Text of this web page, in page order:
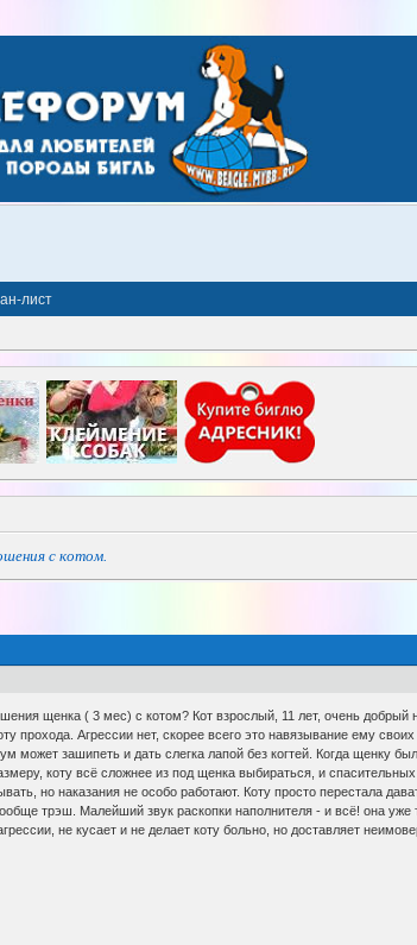
лист
с котом.
щенка ( 3 мес) с котом? Кот взрослый, 11 лет, очень добрый
прохода. Агрессии нет, скорее всего это навязывание ему
может зашипеть и дать слегка лапой без когтей. Когда щенку
коту всё сложнее из под щенка выбираться, и
но наказания не особо работают. Коту просто перестала
трэш. Малейший звук раскопки наполнителя - и всё! она
не кусает и не делает коту больно, но доставляет